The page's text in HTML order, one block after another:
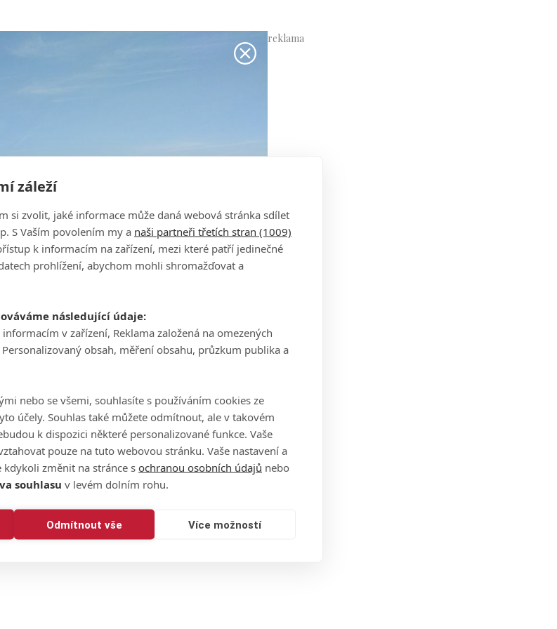
záleží
si zvolit, jaké informace může daná webová stránka sdílet
S Vaším povolením my a naši partneři třetích stran (1009)
k informacím na zařízení, mezi které patří jedinečné
prohlížení, abychom mohli shromažďovat a
následující údaje:
v zařízení, Reklama založená na omezených
obsah, měření obsahu, průzkum publika a
nebo se všemi, souhlasíte s používáním cookies ze
účely. Souhlas také můžete odmítnout, ale v takovém
k dispozici některé personalizované funkce. Vaše
pouze na tuto webovou stránku. Vaše nastavení a
změnit na stránce sochranou osobních údajů nebo
souhlasu v levém dolním rohu.
Odmítnout vše Více možností